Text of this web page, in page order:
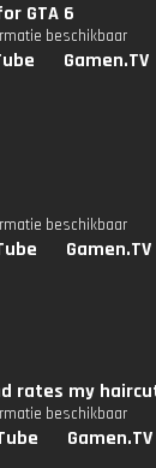
GTA 6
beschikbaar
Gamen.TV
beschikbaar
Gamen.TV
rates my
beschikbaar
Gamen.TV